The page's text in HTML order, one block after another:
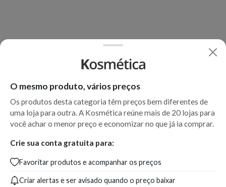
Economize R$ 79,06 (26%)
Joico Hydra Splash Tamanho
Hidratante
A partir de:
Até:
Apenas uma loja disponível
A partir de:
O mesmo produto, vários preços
Os produtos desta categoria têm preços bem diferentes de
uma loja para outra. A Kosmética reúne mais de 20 lojas para
você achar o menor preço e economizar no que já ia comprar.
Crie sua conta gratuita para:
Favoritar produtos e acompanhar os preços
Criar alertas e ser avisado quando o preço baixar